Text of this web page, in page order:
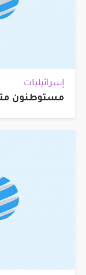
إسرائيليات
مستوطنون